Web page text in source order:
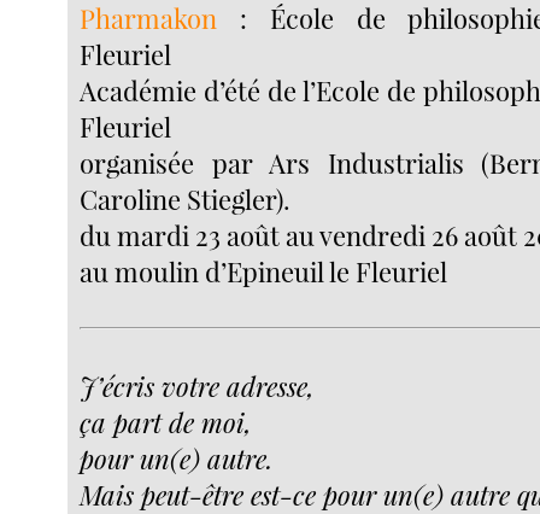
Pharmakon : École de
Fleuriel
Académie d’été de l’Ecole de
Fleuriel
organisée par Ars Industrialis
Caroline Stiegler).
du mardi 23 août au vendredi 26 août
au moulin d’Epineuil le Fleuriel
J’écris votre adresse,
ça part de moi,
pour un(e) autre.
Mais peut-être est-ce pour un(e) autre